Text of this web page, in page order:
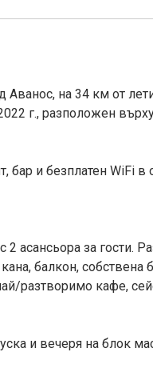
Аванос, на 34 км от
г., разположен
бар и безплатен WiFi
асансьора за гости.
балкон,
разтворимо кафе,
и вечеря на блок